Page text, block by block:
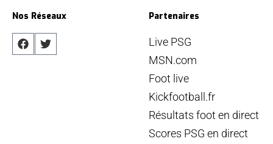
Nos Réseaux Partenaires
Live PSG
MSN.com
Foot live
Kickfootball.fr
Résultats foot en direct
Scores PSG en direct